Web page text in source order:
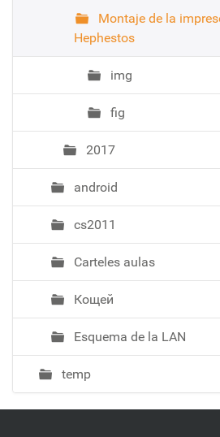
Montaje de la
Hephestos
img
fig
2017
android
cs2011
Carteles aulas
Кощей
Esquema de la LAN
temp